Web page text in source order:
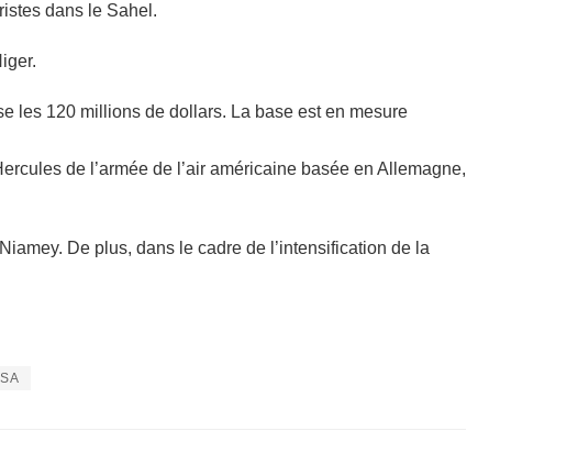
dans le Sahel.
les 120 millions de dollars. La base est en mesure
de l’armée de l’air américaine basée en Allemagne,
De plus, dans le cadre de l’intensification de la